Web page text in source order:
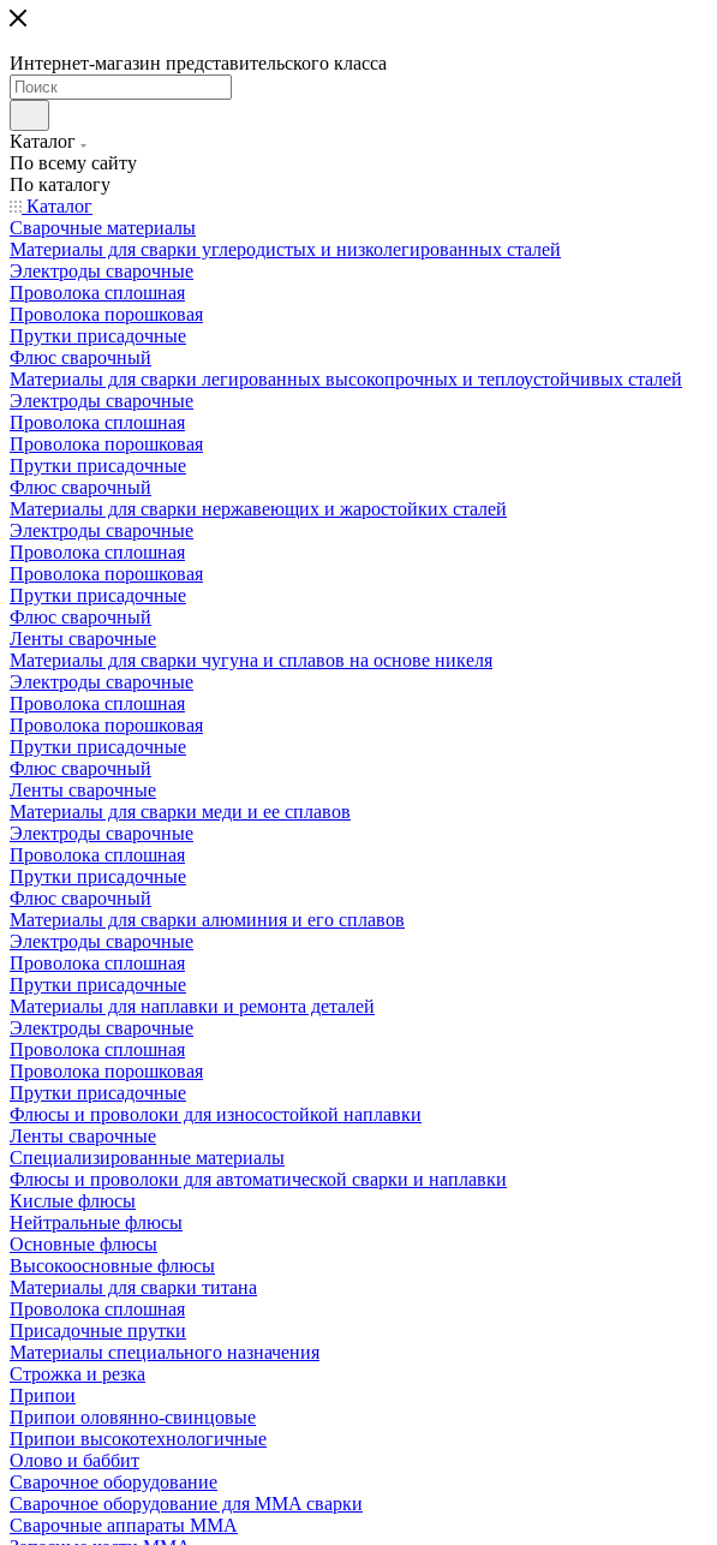
Интернет-магазин представительского класса
Каталог
По всему сайту
По каталогу
Каталог
Сварочные материалы
Материалы для сварки углеродистых и низколегированных сталей
Электроды сварочные
Проволока сплошная
Проволока порошковая
Прутки присадочные
Флюс сварочный
Материалы для сварки легированных высокопрочных и теплоустойчивых сталей
Электроды сварочные
Проволока сплошная
Проволока порошковая
Прутки присадочные
Флюс сварочный
Материалы для сварки нержавеющих и жаростойких сталей
Электроды сварочные
Проволока сплошная
Проволока порошковая
Прутки присадочные
Флюс сварочный
Ленты сварочные
Материалы для сварки чугуна и сплавов на основе никеля
Электроды сварочные
Проволока сплошная
Проволока порошковая
Прутки присадочные
Флюс сварочный
Ленты сварочные
Материалы для сварки меди и ее сплавов
Электроды сварочные
Проволока сплошная
Прутки присадочные
Флюс сварочный
Материалы для сварки алюминия и его сплавов
Электроды сварочные
Проволока сплошная
Прутки присадочные
Материалы для наплавки и ремонта деталей
Электроды сварочные
Проволока сплошная
Проволока порошковая
Прутки присадочные
Флюсы и проволоки для износостойкой наплавки
Ленты сварочные
Специализированные материалы
Флюсы и проволоки для автоматической сварки и наплавки
Кислые флюсы
Нейтральные флюсы
Основные флюсы
Высокоосновные флюсы
Материалы для сварки титана
Проволока сплошная
Присадочные прутки
Материалы специального назначения
Строжка и резка
Припои
Припои оловянно-свинцовые
Припои высокотехнологичные
Олово и баббит
Сварочное оборудование
Сварочное оборудование для MMA сварки
Сварочные аппараты MMA